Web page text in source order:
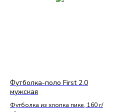
Футболка-поло First 2.0
мужская
Футболка из хлопка пике, 160 г/